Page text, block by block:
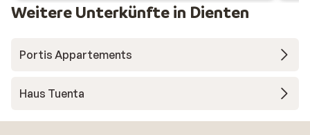
Weitere Unterkünfte in Dienten
Portis Appartements
Haus Tuenta